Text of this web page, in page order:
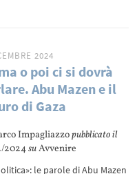
2024
o poi ci si dovrà
Abu Mazen e il
di Gaza
Impagliazzopubblicato il
2024suAvvenire
le parole di Abu Mazen